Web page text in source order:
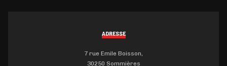
ADRESSE
7 rue Emile Boisson,
30250 Sommières